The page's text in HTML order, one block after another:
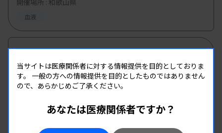
開催場所 : 和歌山県
血液
08.18 - 08.18
第1回 生物化学分析研究班研修会
主催 :
千葉県臨床検査技師会
臨床化学
当サイトは医療関係者に対する情報提供を目的としておりま
す。 一般の方への情報提供を目的としたものではありません
ので、あらかじめご了承ください。
あなたは医療関係者ですか？